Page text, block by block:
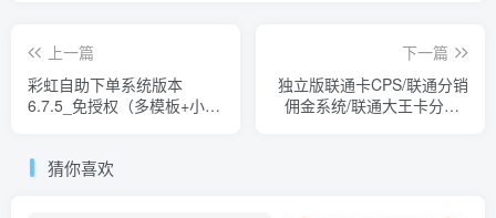
上一篇
彩虹自助下单系统版本
6.7.5_免授权（多模板+小储
下一篇
独立版联通卡CPS/联通分销
佣金系统/联通大王卡分销_
猜你喜欢